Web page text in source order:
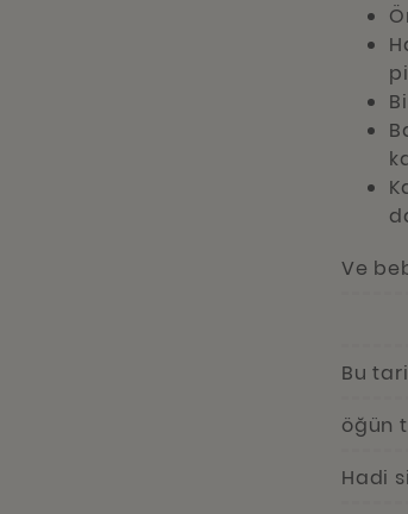
Ve
Bu
öğün
Hadi